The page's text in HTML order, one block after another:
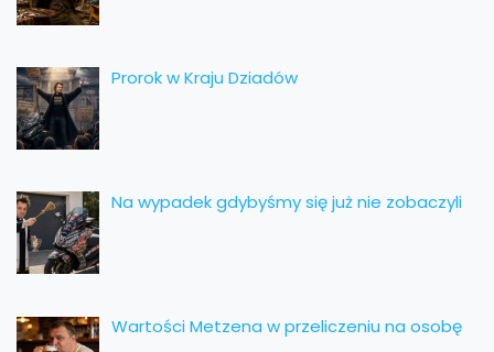
Prorok w Kraju Dziadów
Na wypadek gdybyśmy się już nie zobaczyli
Wartości Metzena w przeliczeniu na osobę